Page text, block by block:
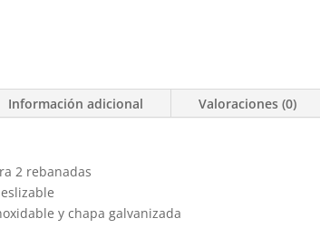
Información adicional Valoraciones (0)
2 rebanadas
y chapa galvanizada